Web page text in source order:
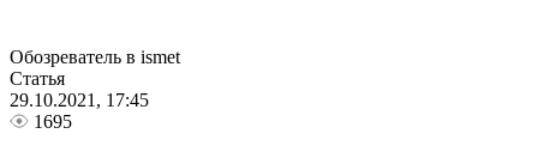
Обозреватель в ismet
Статья
29.10.2021, 17:45
1695